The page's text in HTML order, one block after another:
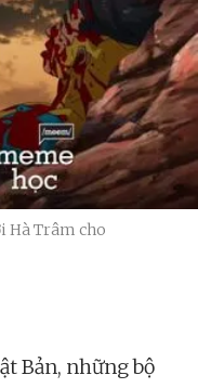
Hà Trâm cho
Bản, những bộ